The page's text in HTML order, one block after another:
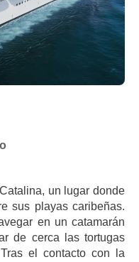
un lugar donde
sus playas caribeñas.
en un catamarán
de cerca las tortugas
el contacto con la